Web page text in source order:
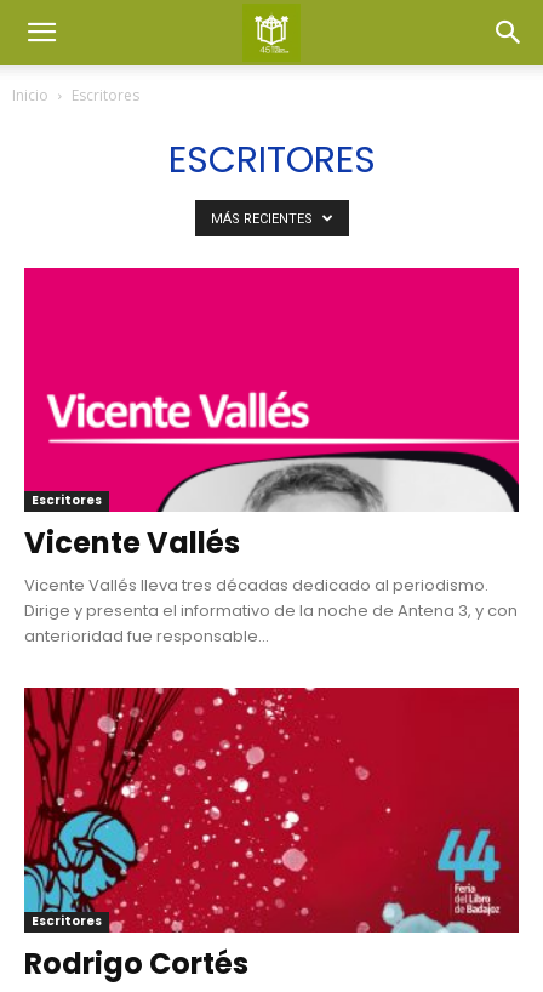
Inicio Escritores
ESCRITORES
MÁS RECIENTES
Escritores
Vicente Vallés
Vicente Vallés lleva tres décadas dedicado al periodismo.
Dirige y presenta el informativo de la noche de Antena 3, y con
anterioridad fue responsable...
Escritores
Rodrigo Cortés